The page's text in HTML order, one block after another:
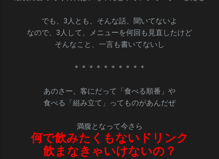
でも、3人とも、そんな話、聞いてないよ
なので、3人して、メニューを何回も見直したけど
そんなこと、一言も書いてないし
＊＊＊＊＊＊＊＊＊＊
あのさー、客にだって「食べる順番」や
食べる「組み立て」ってものがあんだぜ
満腹となって今さら
何で飲みたくもないドリンク
飲まなきゃいけないの？